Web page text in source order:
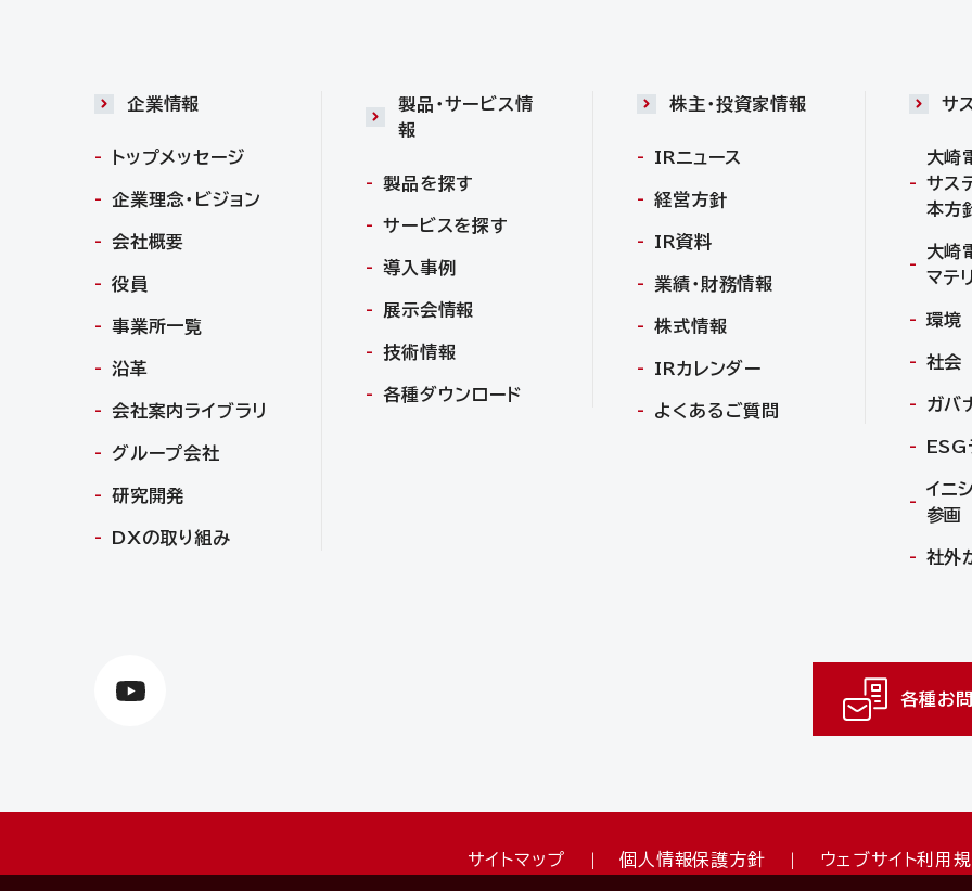
企業情報
トップメッセージ
企業理念・ビジョン
会社概要
役員
事業所一覧
沿革
会社案内ライブラリ
グループ会社
研究開発
DXの取り組み
製品・サービス情
報
製品を探す
サービスを探す
導入事例
展示会情報
技術情報
各種ダウンロード
株主・投資家情報
IRニュース
経営方針
IR資料
業績・財務情報
株式情報
IRカレンダー
よくあるご質問
サ
大崎
サス
本方
大崎
マテ
環境
社会
ガバ
ESG
イニ
参画
社外
各種お問
サイトマップ 個人情報保護方針 ウェブサイト利用